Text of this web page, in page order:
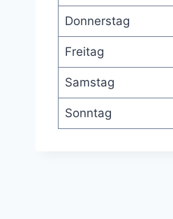
Donnerstag
Freitag
Samstag
Sonntag